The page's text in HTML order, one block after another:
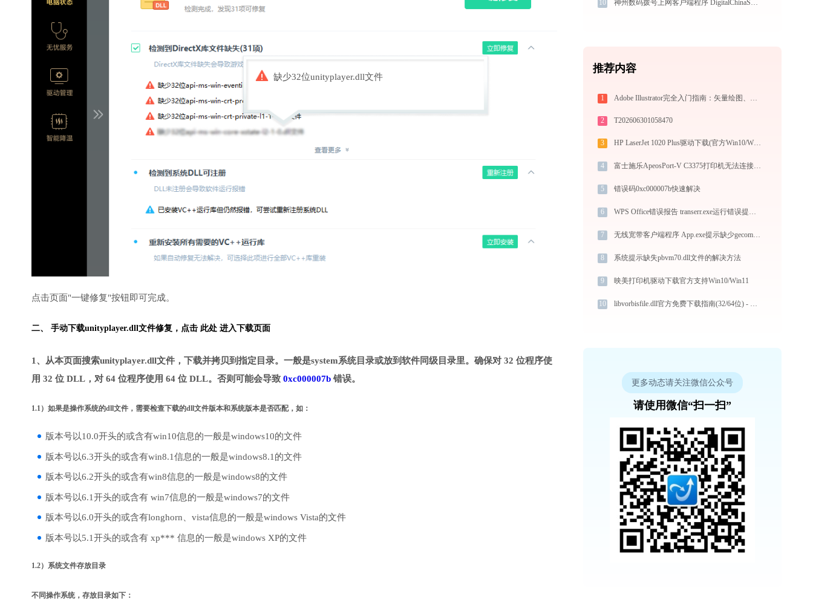
缺少32位unityplayer.dll文件
点击页面"一键修复"按钮即可完成。
二、 手动下载unityplayer.dll文件修复， 点击 此处 进入下载页面
1、从本页面搜索unityplayer.dll文件，下载并拷贝到指定目录。一般是system系统目录或放到软件同级目录里。确保对 32 位程序使
用 32 位 DLL，对 64 位程序使用 64 位 DLL。否则可能会导致 0xc000007b 错误。
1.1）如果是操作系统的dll文件，需要检查下载的dll文件版本和系统版本是否匹配，如：
版本号以10.0开头的或含有win10信息的一般是windows10的文件
版本号以6.3开头的或含有win8.1信息的一般是windows8.1的文件
版本号以6.2开头的或含有win8信息的一般是windows8的文件
版本号以6.1开头的或含有 win7信息的一般是windows7的文件
版本号以6.0开头的或含有longhorn、vista信息的一般是windows Vista的文件
版本号以5.1开头的或含有 xp*** 信息的一般是windows XP的文件
1.2）系统文件存放目录
不同操作系统，存放目录如下：
10 神州数码拨号上网客户端程序 DigitalChinaSupplicant.exe系统错误packet.dll丢失如何解决
推荐内容
1 Adobe Illustrator完全入门指南：矢量绘图、Logo设计到商业插画的必备工具详解
2 T202606301058470
3 HP LaserJet 1020 Plus驱动下载(官方Win10/Win11)
4 富士施乐ApeosPort-V C3375打印机无法连接？教你解决方法！-金山毒霸
5 错误码0xc000007b快速解决
6 WPS Office错误报告 transerr.exe运行错误提示0xc000000d的解决办法
7 无线宽带客户端程序 App.exe提示缺少gecom.dll文件的解决办法
8 系统提示缺失pbvm70.dll文件的解决方法
9 映美打印机驱动下载官方支持Win10/Win11
10 libvorbisfile.dll官方免费下载指南(32/64位) - 解决DLL缺失问题
更多动态请关注微信公众号
请使用微信“扫一扫”